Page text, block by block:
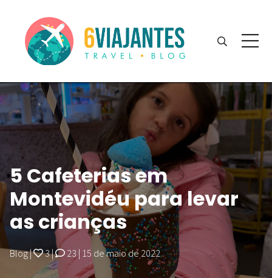
5 Cafeterias em
Montevidéu para levar
as crianças
Blog| 3| 23 | 15 de maio de 2022